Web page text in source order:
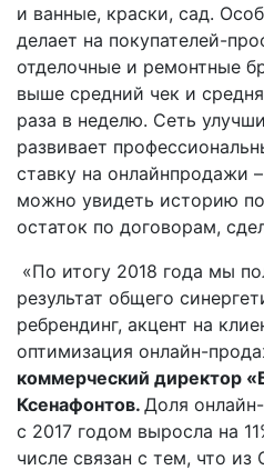
и ванные, краски, сад.
делает на покупателей­-
отделочные и ремонтные
выше средний чек и
раза в неделю. Сеть
развивает
ставку на онлайн­продажи
можно увидеть историю
остаток по договорам,
«По итогу 2018 года мы
результат общего
ребрендинг, акцент на
оптимизация онлайн­-
коммерческий директор
Ксенафонтов. Доля
с 2017 годом выросла на
числе связан с тем, что